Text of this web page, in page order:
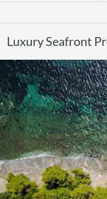
Luxury Seafront